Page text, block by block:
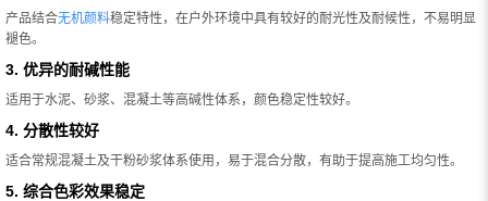
产品结合无机颜料稳定特性，在户外环境中具有较好的耐光性及耐候性，不易明显
褪色。
3. 优异的耐碱性能
适用于水泥、砂浆、混凝土等高碱性体系，颜色稳定性较好。
4. 分散性较好
适合常规混凝土及干粉砂浆体系使用，易于混合分散，有助于提高施工均匀性。
5. 综合色彩效果稳定